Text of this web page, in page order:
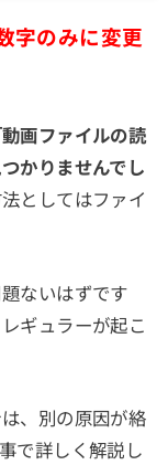
字のみに変更
動画ファイルの読
かりませんでし
としてはファイ
ないはずです
ギュラーが起こ
、別の原因が絡
で詳しく解説し